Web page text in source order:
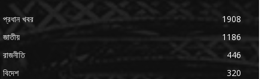
প্রধান খবর
1908
জাতীয়
1186
রাজনীতি
446
বিদেশ
320